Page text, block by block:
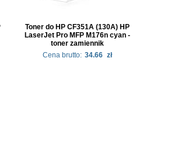
Toner do HP CF351A (130A) HP
LaserJet Pro MFP M176n cyan -
toner zamiennik
Cena brutto: 34.66 zł